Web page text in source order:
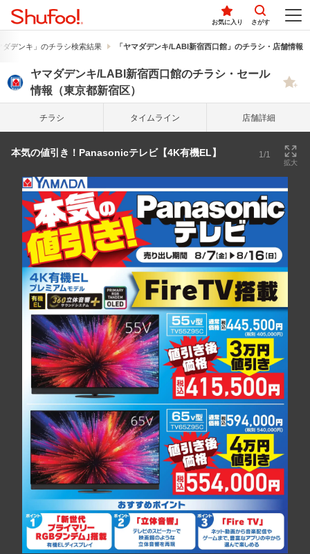
お気に入り さがす
ダデンキ」のチラシ検索結果 「ヤマダデンキ/LABI新宿西口館」のチラシ・店舗情報
ヤマダデンキ/LABI新宿西口館のチラシ・セール
情報（東京都新宿区）
チラシ タイム ライン 店舗詳細
本気の値引き！Panasonicテレビ【4K有機EL】 1/1
拡大